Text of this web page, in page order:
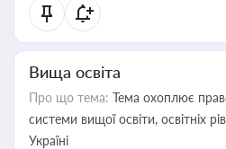
Вища освіта
Про що тема: Тема охоплює
системи вищої освіти, освітніх
Україні